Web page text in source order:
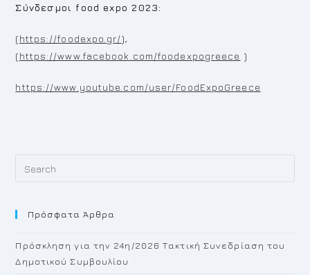
Σύνδεσμοι food expo 2023:
(https://foodexpo.gr/),
(https://www.facebook.com/foodexpogreece )
https://www.youtube.com/user/FoodExpoGreece
Πρόσφατα Άρθρα
Πρόσκληση για την 24η/2026 Τακτική Συνεδρίαση του
Δημοτικού Συμβουλίου